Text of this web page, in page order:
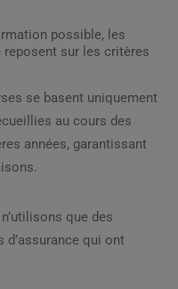
possible, les
reposent sur les critères
se basent uniquement
au cours des
années, garantissant
que des
d’assurance qui ont